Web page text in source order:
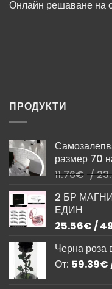
Онлайн решаване на
ПРОДУКТИ
размер 70
11.76€ /
2 БР
ЕДИН
25.56€ /
Черна роза
От: 59.39€